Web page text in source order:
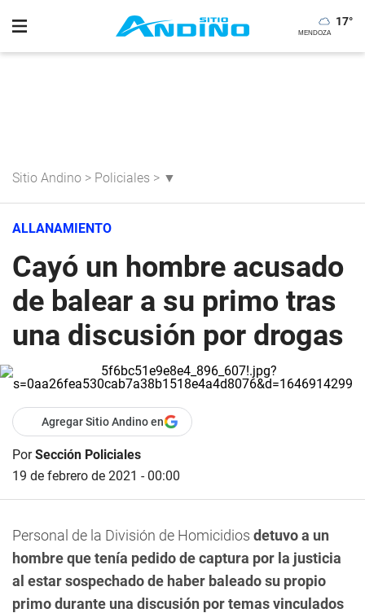
17°
Sitio Andino > Policiales > ▼
ALLANAMIENTO
Cayó un hombre acusado
de balear a su primo tras
una discusión por drogas
Agregar Sitio Andino en
PorSección Policiales
19 de febrero de 2021 - 00:00
Personal de la División de Homicidios detuvo a un
hombre que tenía pedido de captura por la justicia
al estar sospechado de haber baleado su propio
primo durante una discusión por temas vinculados